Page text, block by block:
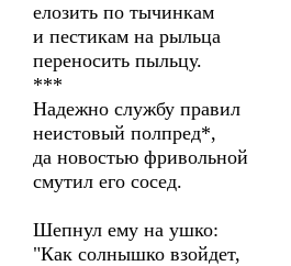
елозить по тычинкам
и пестикам на рыльца
переносить пыльцу.
***
Надежно службу правил
неистовый полпред*,
да новостью фривольной
смутил его сосед.
Шепнул ему на ушко:
"Как солнышко взойдет,